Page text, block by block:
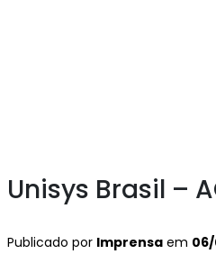
Unisys Brasil –
Publicado por Imprensa em